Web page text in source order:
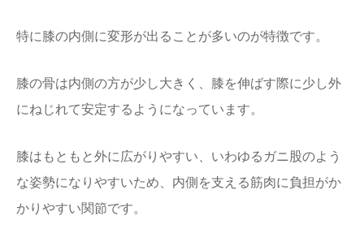
特に膝の内側に変形が出ることが多いのが特徴です。
膝の骨は内側の方が少し大きく、膝を伸ばす際に少し外
にねじれて安定するようになっています。
膝はもともと外に広がりやすい、いわゆるガニ股のよう
な姿勢になりやすいため、内側を支える筋肉に負担がか
かりやすい関節です。